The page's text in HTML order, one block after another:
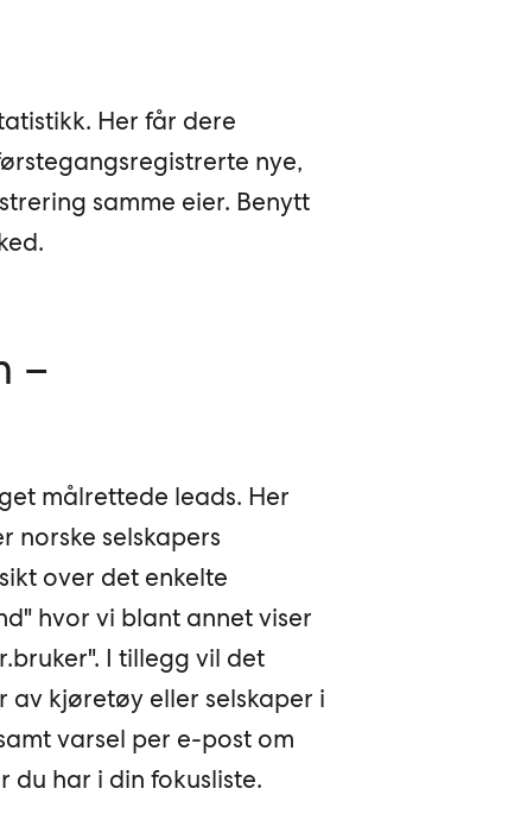
Her får dere
nye,
samme eier. Benytt
–
målrettede leads. Her
norske selskapers
over det enkelte
hvor vi blant annet viser
I tillegg vil det
av kjøretøy eller selskaper i
varsel per e-post om
du har i din fokusliste.